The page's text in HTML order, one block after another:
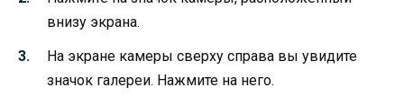
внизу экрана.
На экране камеры сверху справа вы увидите
значок галереи. Нажмите на него.